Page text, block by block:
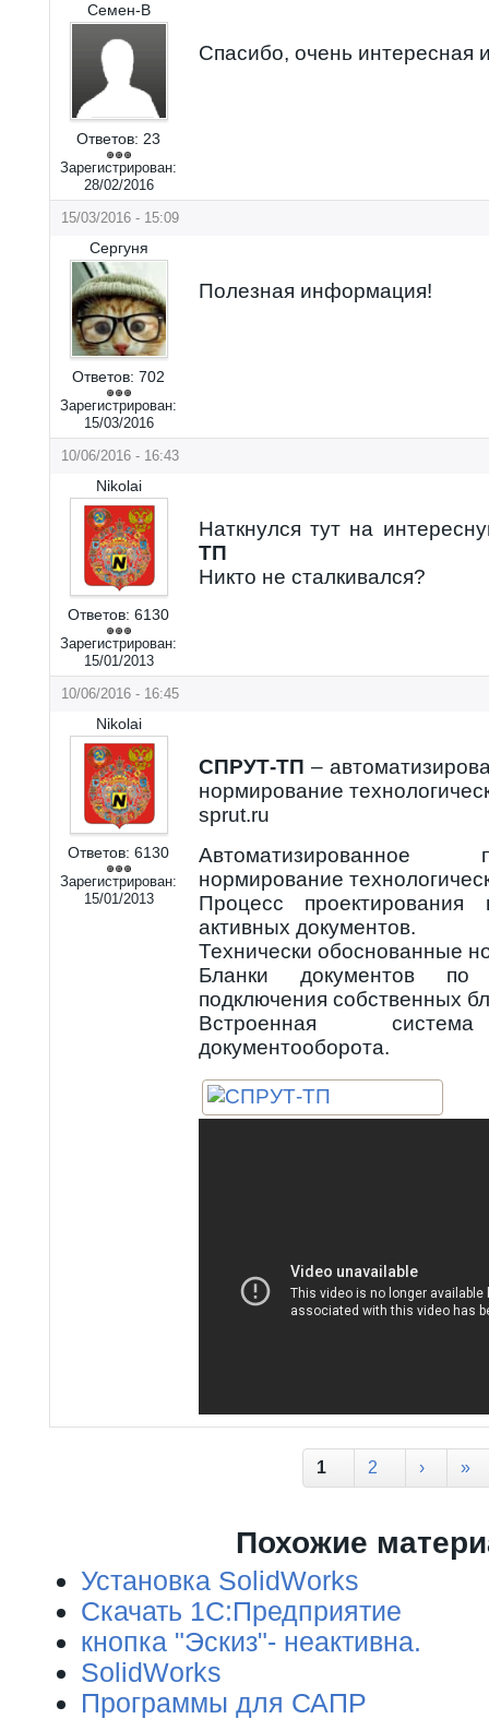
Семен-В
Ответов: 23
Зарегистрирован:
28/02/2016
Спасибо, очень интересная
15/03/2016 - 15:09
Сергуня
Ответов: 702
Зарегистрирован:
15/03/2016
Полезная информация!
10/06/2016 - 16:43
Nikolai
Ответов: 6130
Зарегистрирован:
15/01/2013
Наткнулся тут на
ТП
Никто не сталкивался?
10/06/2016 - 16:45
Nikolai
Ответов: 6130
Зарегистрирован:
15/01/2013
СПРУТ-ТП –
нормирование
sprut.ru
Автоматизированное
нормирование
Процесс
активных документов.
Технически обоснованные
Бланки документов
подключения собственных
Встроенная система
документооборота.
1 2 › »
Похожие
Установка SolidWorks
Скачать 1С:Предприятие
кнопка "Эскиз"- неактивна.
SolidWorks
Программы для САПР